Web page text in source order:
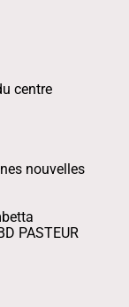
centre
nouvelles
PASTEUR